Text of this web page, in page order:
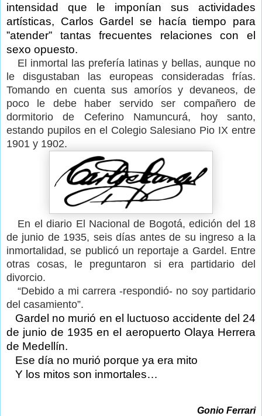
intensidad que le imponían sus actividades
artísticas, Carlos Gardel se hacía tiempo para
”atender” tantas frecuentes relaciones con el
sexo opuesto.
El inmortal las prefería latinas y bellas, aunque no
le disgustaban las europeas consideradas frías.
Tomando en cuenta sus amoríos y devaneos, de
poco le debe haber servido ser compañero de
dormitorio de Ceferino Namuncurá, hoy santo,
estando pupilos en el Colegio Salesiano Pio IX entre
1901 y 1902.
En el diario El Nacional de Bogotá, edición del 18
de junio de 1935, seis días antes de su ingreso a la
inmortalidad, se publicó un reportaje a Gardel. Entre
otras cosas, le preguntaron si era partidario del
divorcio.
“Debido a mi carrera -respondió- no soy partidario
del casamiento”.
Gardel no murió en el luctuoso accidente del 24
de junio de 1935 en el aeropuerto Olaya Herrera
de Medellín.
Ese día no murió porque ya era mito
Y los mitos son inmortales…
Gonio Ferrari